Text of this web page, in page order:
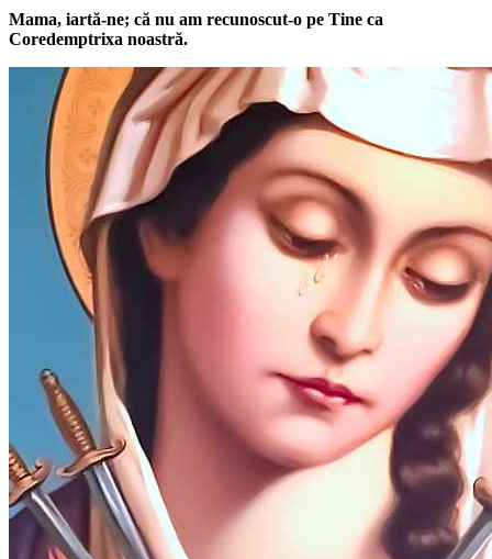
Mama, iartă-ne; că nu am recunoscut-o pe Tine ca
Coredemptrixa noastră.